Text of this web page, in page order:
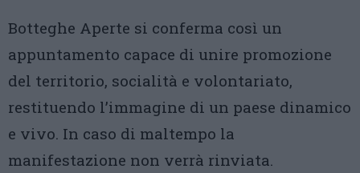
Botteghe Aperte si conferma così un
appuntamento capace di unire promozione
del territorio, socialità e volontariato,
restituendo l’immagine di un paese dinamico
e vivo. In caso di maltempo la
manifestazione non verrà rinviata.